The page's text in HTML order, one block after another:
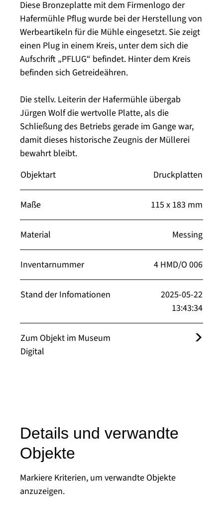
Diese Bronzeplatte mit dem Firmenlogo der
Hafermühle Pflug wurde bei der Herstellung von
Werbeartikeln für die Mühle eingesetzt. Sie zeigt
einen Plug in einem Kreis, unter dem sich die
Aufschrift „PFLUG“ befindet. Hinter dem Kreis
befinden sich Getreideähren.
Die stellv. Leiterin der Hafermühle übergab
Jürgen Wolf die wertvolle Platte, als die
Schließung des Betriebs gerade im Gange war,
damit dieses historische Zeugnis der Müllerei
bewahrt bleibt.
Objektart
Druckplatten
Maße 115 x 183 mm
Material Messing
Inventarnummer 4 HMD/O 006
Stand der Infomationen
2025-05-22
13:43:34
Zum Objekt im Museum
Digital
Details und verwandte
Objekte
Markiere Kriterien, um verwandte Objekte
anzuzeigen.